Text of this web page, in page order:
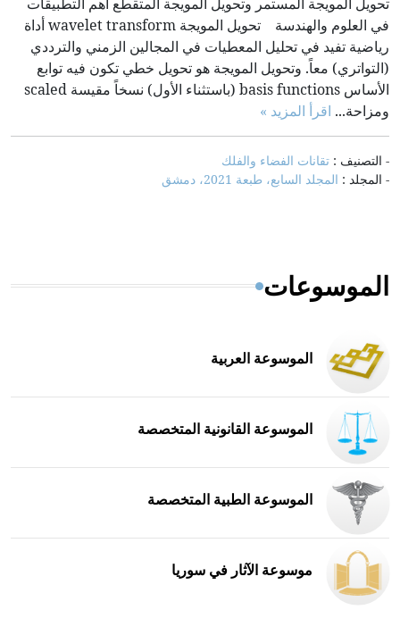
في العلوم والهندسة تحويل المويجة wavelet transform أداة
رياضية تفيد في تحليل المعطيات في المجالين الزمني والترددي
(التواتري) معاً. وتحويل المويجة هو تحويل خطي تكون فيه توابع
الأساس basis functions (باستثناء الأول) نسخاً مقيسة scaled
ومزاحة... اقرأ المزيد »
- التصنيف : تقانات الفضاء والفلك
- المجلد : المجلد السابع، طبعة 2021، دمشق
الموسوعات
الموسوعة العربية
الموسوعة القانونية المتخصصة
الموسوعة الطبية المتخصصة
موسوعة الآثار في سوريا